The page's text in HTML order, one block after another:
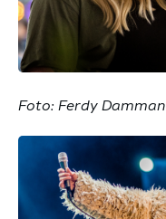
Foto: Ferdy Damman